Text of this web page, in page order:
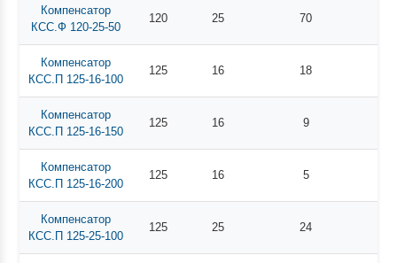
Компенсатор
КСС.Ф 120-25-50
120 25 70
Компенсатор
КСС.П 125-16-100
125 16 18
Компенсатор
КСС.П 125-16-150
125 16 9
Компенсатор
КСС.П 125-16-200
125 16 5
Компенсатор
КСС.П 125-25-100
125 25 24